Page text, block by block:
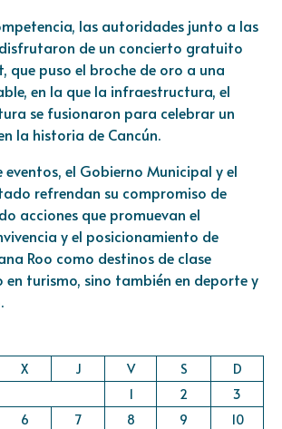
las autoridades junto a las
de un concierto gratuito
que puso el broche de oro a una
en la que la infraestructura, el
se fusionaron para celebrar un
la historia de Cancún.
eventos, el Gobierno Municipal y el
refrendan su compromiso de
acciones que promuevan el
y el posicionamiento de
Roo como destinos de clase
en turismo, sino también en deporte y
X J V S
D
1
2
3
6 7 8 9
10